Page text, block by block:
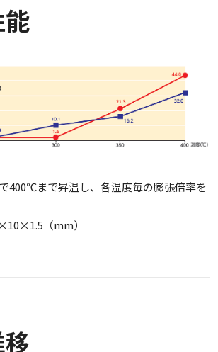
400℃まで昇温し、各温度毎の膨張倍率を
（mm）